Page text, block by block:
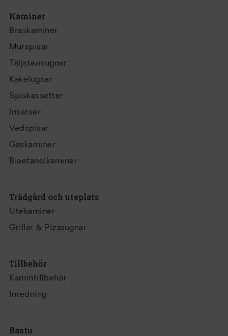
Kaminer
Braskaminer
Murspisar
Täljstensugnar
Kakelugnar
Spiskassetter
Insatser
Vedspisar
Gaskaminer
Bioetanolkaminer
Trädgård och uteplats
Utekaminer
Grillar & Pizzaugnar
Tillbehör
Kamintillbehör
Inredning
Bastu